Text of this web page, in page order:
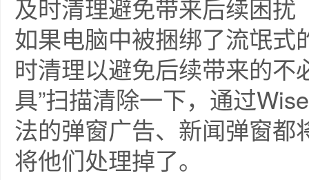
及时清理避免带来后续困扰
如果电脑中被捆绑了流氓
时清理以避免后续带来的不
具”扫描清除一下，通过
法的弹窗广告、新闻弹窗都
将他们处理掉了。